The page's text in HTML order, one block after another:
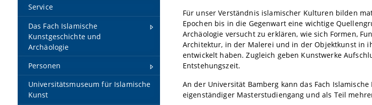
Service
Das Fach Islamische
Kunstgeschichte und
Archäologie
Personen
Universitätsmuseum für Islamische
Kunst
Für unser Verständnis islamischer Kulturen bilden
Epochen bis in die Gegenwart eine wichtige
Archäologie versucht zu erklären, wie sich Formen,
Architektur, in der Malerei und in der Objektkunst in
entwickelt haben. Zugleich geben Kunstwerke
Entstehungszeit.
An der Universität Bamberg kann das Fach
eigenständiger Masterstudiengang und als Teil